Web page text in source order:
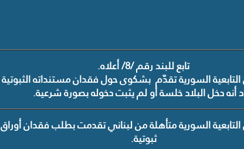
تابع للبند رقم /8/ أعلاه.
السورية تقدّم بشكوى حول فقدان مستنداته الثبوتية
أنه دخل البلاد خلسة أو لم يثبت دخوله بصورة شرعية.
التابعية السورية متأهلة من لبناني تقدمت بطلب فقدان أوراق
ثبوتية.